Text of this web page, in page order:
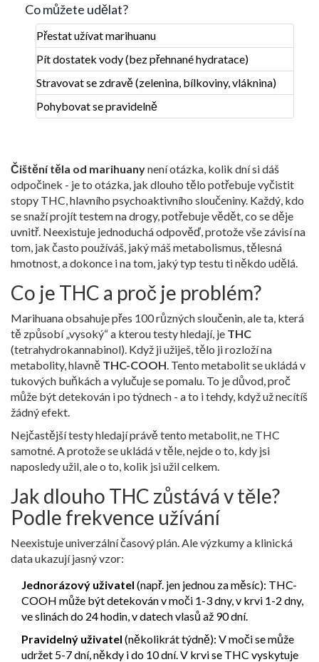
Co můžete udělat?
Přestat užívat marihuanu
Pít dostatek vody (bez přehnané hydratace)
Stravovat se zdravě (zelenina, bílkoviny, vláknina)
Pohybovat se pravidelně
Čištění těla od marihuanynení otázka, kolik dní si dáš
odpočinek - je to otázka, jak dlouho tělo potřebuje vyčistit
stopy THC, hlavního psychoaktivního sloučeniny. Každý, kdo
se snaží projít testem na drogy, potřebuje vědět, co se děje
uvnitř. Neexistuje jednoduchá odpověď, protože vše závisí na
tom, jak často používáš, jaký máš metabolismus, tělesná
hmotnost, a dokonce i na tom, jaký typ testu ti někdo udělá.
Co je THC a proč je problém?
Marihuana obsahuje přes 100 různých sloučenin, ale ta, která
tě způsobí „vysoký“ a kterou testy hledají, je THC
(tetrahydrokannabinol). Když ji užiješ, tělo ji rozloží na
metabolity, hlavně THC-COOH . Tento metabolit se ukládá v
tukových buňkách a vylučuje se pomalu. To je důvod, proč
může být detekován i po týdnech - a to i tehdy, když už necítíš
žádný efekt.
Nejčastější testy hledají právě tento metabolit, ne THC
samotné. A protože se ukládá v těle, nejde o to, kdy jsi
naposledy užil, ale o to, kolik jsi užil celkem.
Jak dlouho THC zůstává v těle?
Podle frekvence užívání
Neexistuje univerzální časový plán. Ale výzkumy a klinická
data ukazují jasný vzor:
Jednorázový uživatel (např. jen jednou za měsíc): THC-
COOH může být detekován v moči 1-3 dny, v krvi 1-2 dny,
ve slinách do 24 hodin, v datech vlasů až 90 dní.
Pravidelný uživatel (několikrát týdně): V moči se může
udržet 5-7 dní, někdy i do 10 dní. V krvi se THC vyskytuje